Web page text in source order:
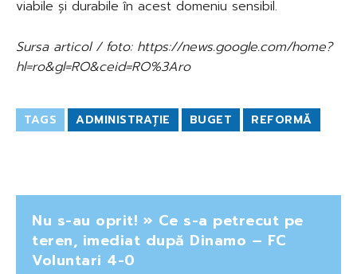
viabile și durabile în acest domeniu sensibil.
Sursa articol / foto: https://news.google.com/home?
hl=ro&gl=RO&ceid=RO%3Aro
TAGS ADMINISTRAȚIE BUGET REFORMĂ
Nu s-au oprit! » Ce s-a petrecut pe
teren, imediat după Dinamo – FC
Voluntari 4-0